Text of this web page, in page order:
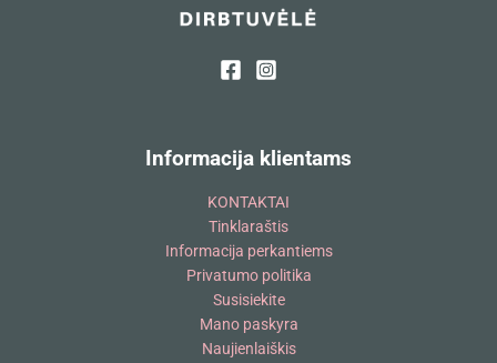
Informacija klientams
KONTAKTAI
Tinklaraštis
Informacija perkantiems
Privatumo politika
Susisiekite
Mano paskyra
Naujienlaiškis